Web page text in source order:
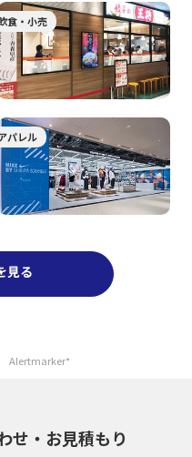
食・小売
パレル
見る
Alertmarker*
せ・ お見積もり